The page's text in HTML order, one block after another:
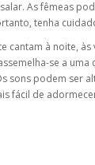
As fêmeas
tenha
cantam à noite,
se a uma
sons podem ser
fácil de